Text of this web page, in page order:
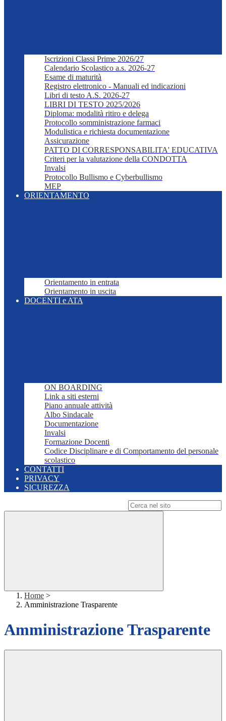
Iscrizioni Classi Prime 2026/27
Calendario Scolastico a.s. 2026-27
Esame di maturità
Registro elettronico - Manuali ed indicazioni
Libri di testo A.S. 2026-27
LIBRI DI TESTO 2025/2026
Diploma: modalità ritiro e delega
Protocollo somministrazione farmaci
Modulistica e richiesta documentazione
Assicurazione
PATTO DI CORRESPONSABILITA' EDUCATIVA
Criteri per la valutazione della CONDOTTA
Invalsi
Protocollo Bullismo e Cyberbullismo
MEP
ORIENTAMENTO
Orientamento in entrata
Orientamento in uscita
DOCENTI e ATA
ON BOARDING
Link a siti esterni
Piano annuale attività
Albo Sindacale
Documentazione
Invalsi
Formazione Docenti
Codice Disciplinare e di Comportamento del personale
scolastico
CONTATTI
PRIVACY
SICUREZZA
Home >
Amministrazione Trasparente
Amministrazione Trasparente